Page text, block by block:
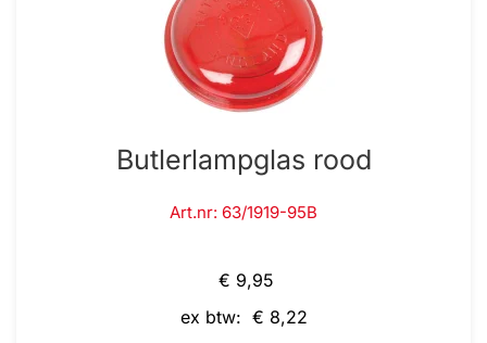
Butlerlampglas rood
Art.nr: 63/1919-95B
€ 9,95
ex btw: € 8,22